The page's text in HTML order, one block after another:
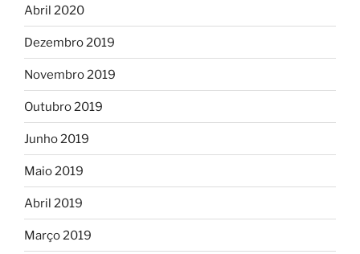
Abril 2020
Dezembro 2019
Novembro 2019
Outubro 2019
Junho 2019
Maio 2019
Abril 2019
Março 2019